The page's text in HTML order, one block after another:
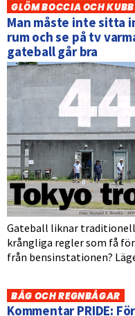
GLÖM BOCCIA OCH
Man måste inte sitta
rum och se på tv
gateball går bra
Gateball liknar
krångliga regler som få
från bensinstationen?
BÅG OCH REGNBÅGAR
Kommentar PRIDE: